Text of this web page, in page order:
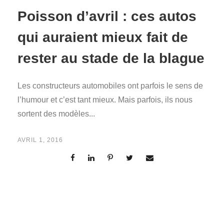
Poisson d’avril : ces autos
qui auraient mieux fait de
rester au stade de la blague
Les constructeurs automobiles ont parfois le sens de
l’humour et c’est tant mieux. Mais parfois, ils nous
sortent des modèles...
AVRIL 1, 2016